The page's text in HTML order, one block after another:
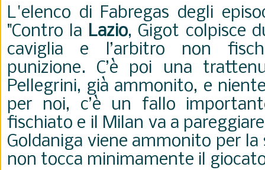
L'elenco di Fabregas degli
"Contro la Lazio, Gigot colpisce
caviglia e l’arbitro non
punizione. C’è poi una
Pellegrini, già ammonito, e
per noi, c’è un fallo
fischiato e il Milan va a
Goldaniga viene ammonito per la
non tocca minimamente il